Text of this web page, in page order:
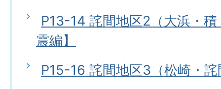
P13-14 詫間地区2（大浜・
震編】
P15-16 詫間地区3（松崎・